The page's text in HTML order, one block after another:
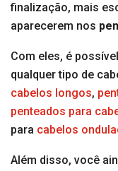
finalização, mais
aparecerem nos
Com eles, é
qualquer tipo de
cabelos longos,
penteados para
para cabelos
Além disso, você